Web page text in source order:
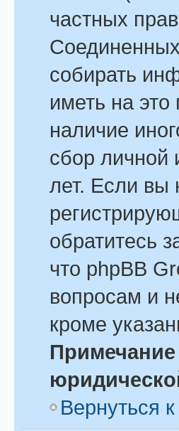
частных
собирать
иметь на
наличие
сбор
лет. Если вы
обратитесь
что phpBB
вопросам и
кроме
Вернуться